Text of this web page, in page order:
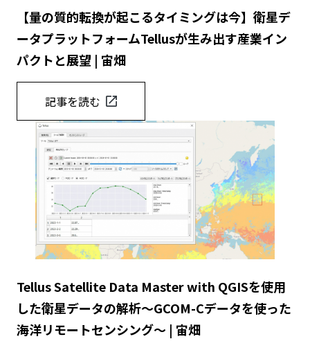
【量の質的転換が起こるタイミングは今】衛星デ
ータプラットフォームTellusが生み出す産業イン
パクトと展望 | 宙畑
記事を読む
Tellus Satellite Data Master with QGISを使用
した衛星データの解析〜GCOM-Cデータを使った
海洋リモートセンシング〜 | 宙畑